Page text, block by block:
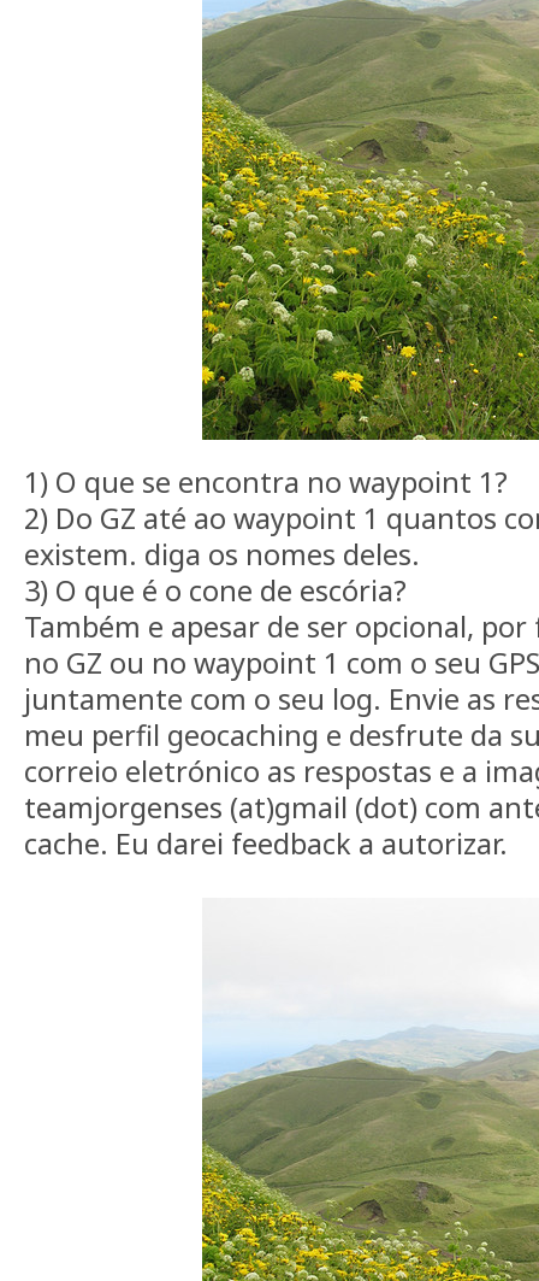
1) O que se encontra no waypoint 1?
2) Do GZ até ao waypoint 1 quantos
existem. diga os nomes deles.
3) O que é o cone de escória?
Também e apesar de ser opcional,
no GZ ou no waypoint 1 com o seu
juntamente com o seu log. Envie as
meu perfil geocaching e desfrute da
correio eletrónico as respostas e a
teamjorgenses (at)gmail (dot) com
cache. Eu darei feedback a autorizar.